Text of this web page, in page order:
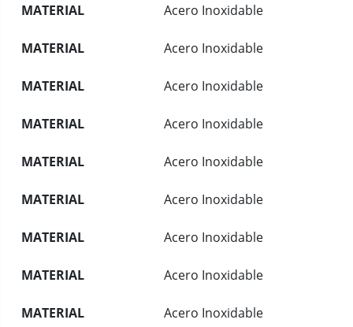
MATERIAL Acero Inoxidable
MATERIAL Acero Inoxidable
MATERIAL Acero Inoxidable
MATERIAL Acero Inoxidable
MATERIAL Acero Inoxidable
MATERIAL Acero Inoxidable
MATERIAL Acero Inoxidable
MATERIAL Acero Inoxidable
MATERIAL Acero Inoxidable